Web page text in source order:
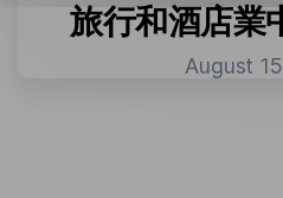
旅行和酒店業
August